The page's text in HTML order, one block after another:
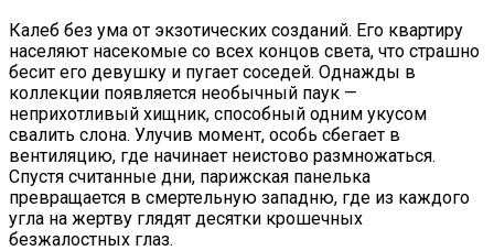
Калеб без ума от экзотических созданий. Его квартиру
населяют насекомые со всех концов света, что страшно
бесит его девушку и пугает соседей. Однажды в
коллекции появляется необычный паук —
неприхотливый хищник, способный одним укусом
свалить слона. Улучив момент, особь сбегает в
вентиляцию, где начинает неистово размножаться.
Спустя считанные дни, парижская панелька
превращается в смертельную западню, где из каждого
угла на жертву глядят десятки крошечных
безжалостных глаз.